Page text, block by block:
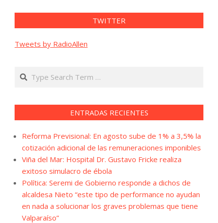
TWITTER
Tweets by RadioAllen
Search
ENTRADAS RECIENTES
Reforma Previsional: En agosto sube de 1% a 3,5% la
cotización adicional de las remuneraciones imponibles
Viña del Mar: Hospital Dr. Gustavo Fricke realiza
exitoso simulacro de ébola
Política: Seremi de Gobierno responde a dichos de
alcaldesa Nieto “este tipo de performance no ayudan
en nada a solucionar los graves problemas que tiene
Valparaíso”